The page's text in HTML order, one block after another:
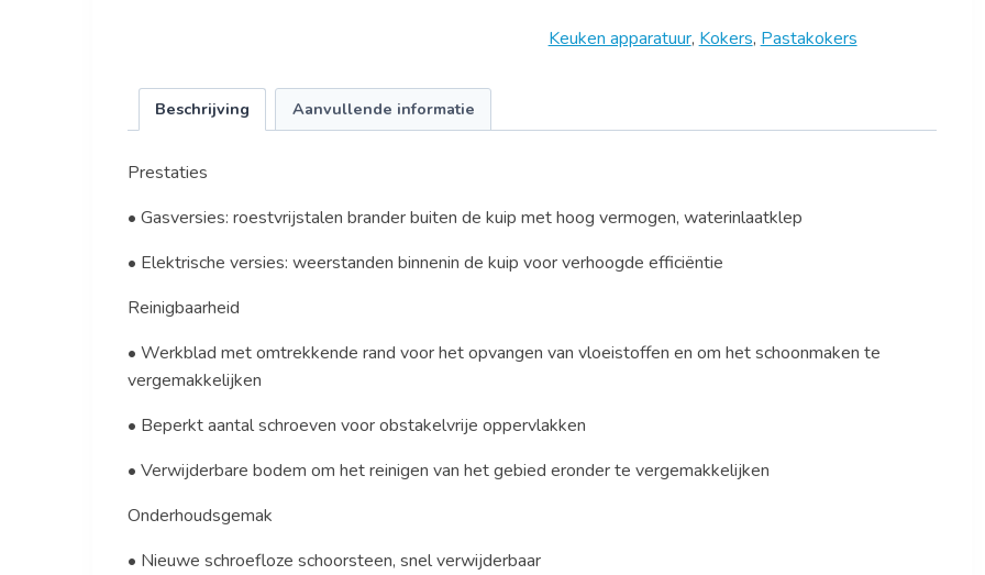
Keuken apparatuur, Kokers, Pastakokers
Beschrijving Aanvullende informatie
Prestaties
• Gasversies: roestvrijstalen brander buiten de kuip met hoog vermogen, waterinlaatklep
• Elektrische versies: weerstanden binnenin de kuip voor verhoogde efficiëntie
Reinigbaarheid
• Werkblad met omtrekkende rand voor het opvangen van vloeistoffen en om het schoonmaken te
vergemakkelijken
• Beperkt aantal schroeven voor obstakelvrije oppervlakken
• Verwijderbare bodem om het reinigen van het gebied eronder te vergemakkelijken
Onderhoudsgemak
• Nieuwe schroefloze schoorsteen, snel verwijderbaar